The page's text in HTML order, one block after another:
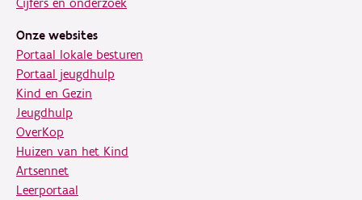
Onze websites
Portaal lokale besturen
Portaal jeugdhulp
Kind en Gezin
Jeugdhulp
OverKop
Huizen van het Kind
Artsennet
Leerportaal